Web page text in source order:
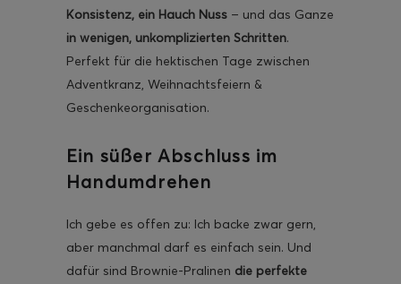
Konsistenz, ein Hauch Nuss – und das Ganze
in wenigen, unkomplizierten Schritten.
Perfekt für die hektischen Tage zwischen
Adventkranz, Weihnachtsfeiern &
Geschenkeorganisation.
Ein süßer Abschluss im
Handumdrehen
Ich gebe es offen zu: Ich backe zwar gern,
aber manchmal darf es einfach sein. Und
dafür sind Brownie-Pralinen die perfekte